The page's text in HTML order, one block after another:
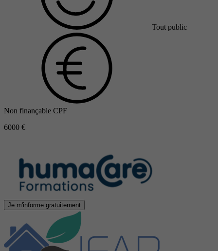
Tout public
Non finançable CPF
6000 €
Je m'informe gratuitement